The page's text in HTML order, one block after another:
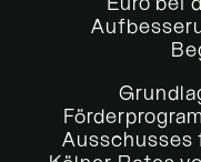
Euro bei
Ausschusses